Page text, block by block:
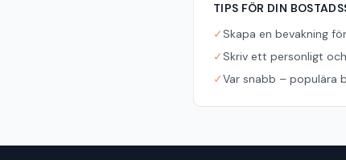
TIPS FÖR DIN
✓Skapa en bevakning
✓Skriv ett personligt
✓Var snabb – populära